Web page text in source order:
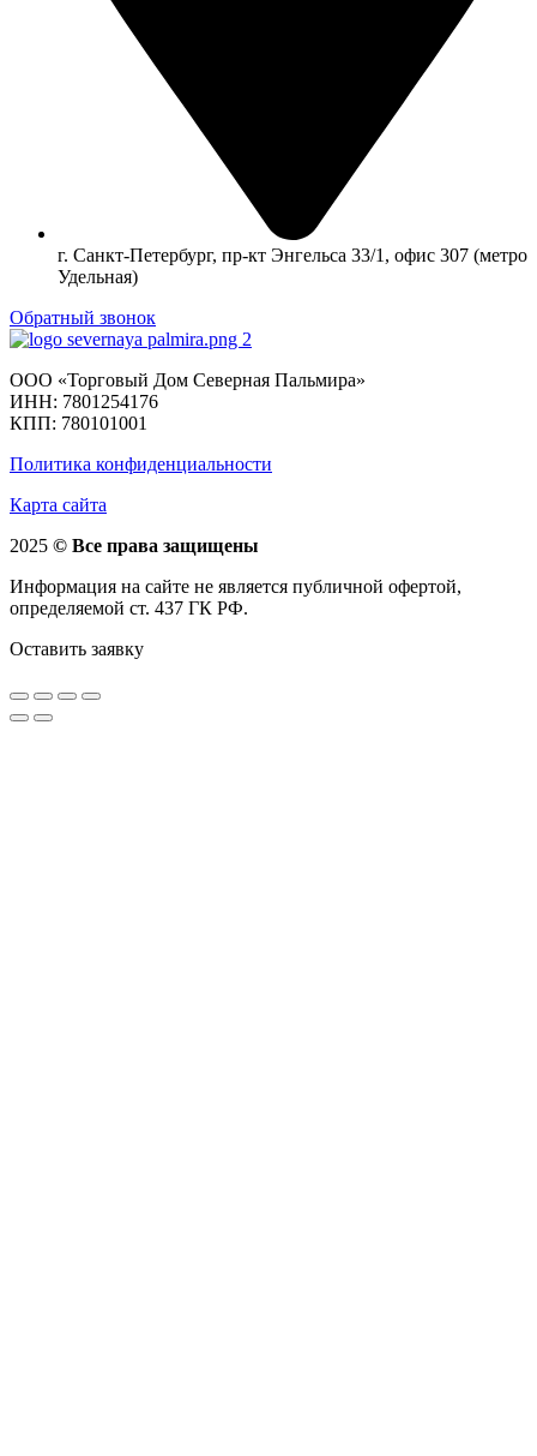
г. Санкт-Петербург, пр-кт Энгельса 33/1, офис 307 (метро
Удельная)
Обратный звонок
ООО «Торговый Дом Северная Пальмира»
ИНН: 7801254176
КПП: 780101001
Политика конфиденциальности
Карта сайта
2025 © Все права защищены
Информация на сайте не является публичной офертой,
определяемой ст. 437 ГК РФ.
Оставить заявку